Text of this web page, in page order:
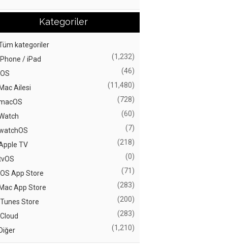
Kategoriler
kategoriler
/ iPad
(1,232)
(46)
Mac Ailesi (11,480)
(728)
(60)
(7)
TV (218)
(0)
App Store (71)
Mac App Store (283)
Store (200)
(283)
Diğer (1,210)